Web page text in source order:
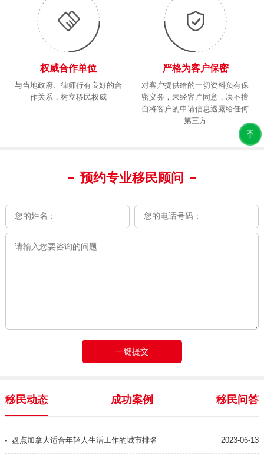
权威合作单位
与当地政府、律师行有良好的合
作关系，树立移民权威
严格为客户保密
对客户提供给的一切资料负有保
密义务，未经客户同意，决不擅
自将客户的申请信息透露给任何
第三方
预约专业移民顾问
移民动态 成功案例 移民问答
2023-06-13
盘点加拿大适合年轻人生活工作的城市排名